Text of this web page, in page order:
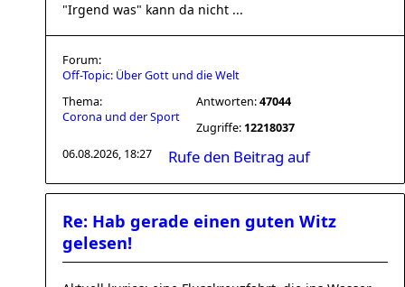
"Irgend was" kann da nicht ...
Forum:
Off-Topic: Über Gott und die Welt
Thema:
Corona und der Sport
Antworten:47044
Zugriffe: 12218037
06.08.2026, 18:27
Rufe den Beitrag auf
Re: Hab gerade einen guten Witz
gelesen!